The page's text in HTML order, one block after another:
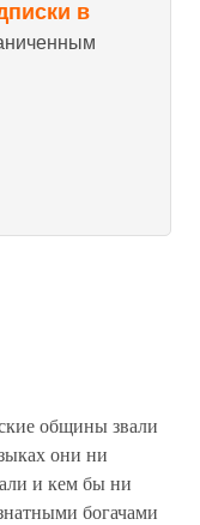
в
общины звали
они ни
и кем бы ни
богачами